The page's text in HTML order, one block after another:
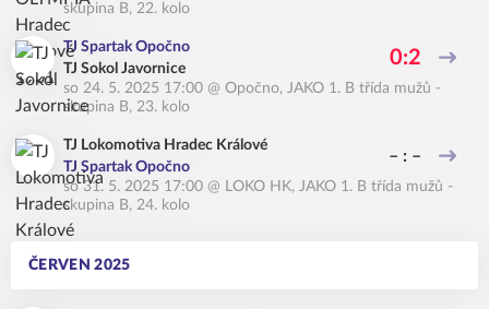
skupina B, 22. kolo
TJ Spartak Opočno
TJ Sokol Javornice
0:2
so 24. 5. 2025 17:00 @ Opočno, JAKO 1. B třída mužů -
skupina B, 23. kolo
TJ Lokomotiva Hradec Králové
TJ Spartak Opočno
– : –
so 31. 5. 2025 17:00 @ LOKO HK, JAKO 1. B třída mužů -
skupina B, 24. kolo
ČERVEN 2025